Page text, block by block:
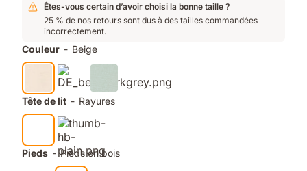
aération
maximale
Êtes-vous certain d’avoir choisi la bonne taille ?
25 % de nos retours sont dus à des tailles commandées
incorrectement.
Couleur - Beige
Tête de lit - Rayures
Pieds - Pieds en bois